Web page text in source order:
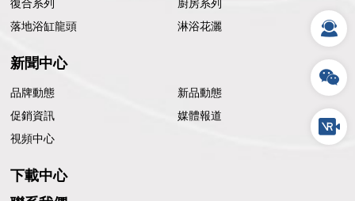
復合系列
廚房系列
落地浴缸龍頭
淋浴花灑
新聞中心
品牌動態
新品動態
促銷資訊
媒體報道
視頻中心
下載中心